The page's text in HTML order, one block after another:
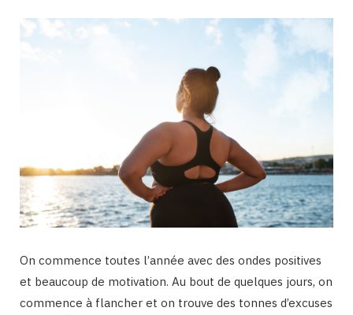
On commence toutes l’année avec des ondes positives
et beaucoup de motivation. Au bout de quelques jours, on
commence à flancher et on trouve des tonnes d’excuses